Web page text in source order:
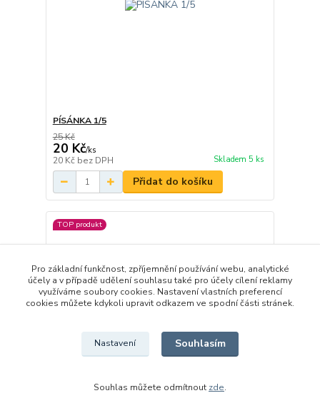
PÍSÁNKA 1/5
25 Kč
20 Kč/ks
20 Kč bez DPH Skladem 5 ks
Přidat do košíku
TOP produkt
Pro základní funkčnost, zpříjemnění používání webu, analytické
účely a v případě udělení souhlasu také pro účely cílení reklamy
využíváme soubory cookies. Nastavení vlastních preferencí
cookies můžete kdykoli upravit odkazem ve spodní části stránek.
Nastavení Souhlasím
Souhlas můžete odmítnout zde.